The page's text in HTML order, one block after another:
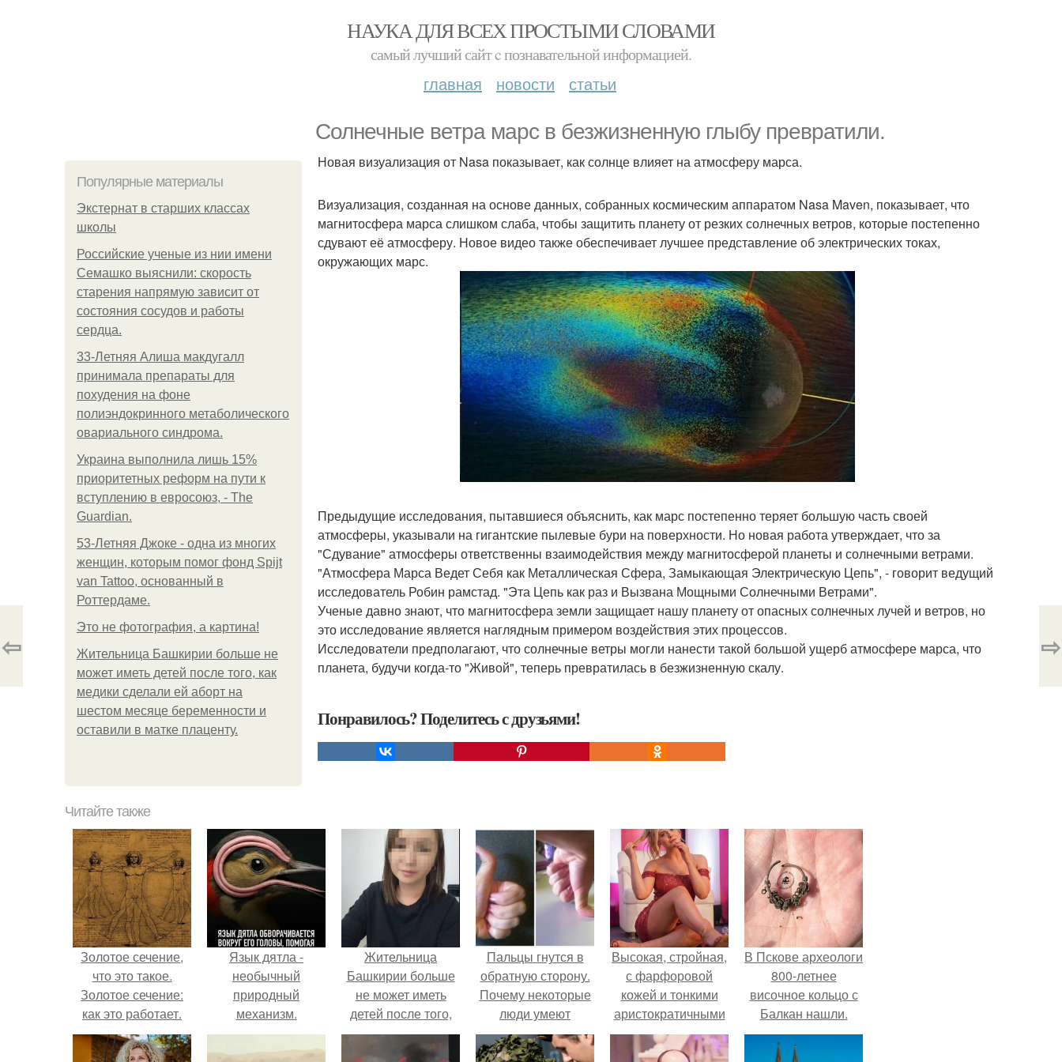
НАУКА ДЛЯ ВСЕХ ПРОСТЫМИ СЛОВАМИ
самый лучший сайт c познавательной информацией.
главная новости статьи
Солнечные ветра марс в безжизненную глыбу превратили.
Популярные материалы
Экстернат в старших классах
школы
Российские ученые из нии имени
Семашко выяснили: скорость
старения напрямую зависит от
состояния сосудов и работы
сердца.
33-Летняя Алиша макдугалл
принимала препараты для
похудения на фоне
полиэндокринного метаболического
овариального синдрома.
Украина выполнила лишь 15%
приоритетных реформ на пути к
вступлению в евросоюз, - The
Guardian.
53-Летняя Джоке - одна из многих
женщин, которым помог фонд Spijt
van Tattoo, основанный в
Роттердаме.
Это не фотография, а картина!
Жительница Башкирии больше не
может иметь детей после того, как
медики сделали ей аборт на
шестом месяце беременности и
оставили в матке плаценту.
Новая визуализация от Nasa показывает, как солнце влияет на атмосферу марса.
Визуализация, созданная на основе данных, собранных космическим аппаратом Nasa Maven, показывает, что
магнитосфера марса слишком слаба, чтобы защитить планету от резких солнечных ветров, которые постепенно
сдувают её атмосферу. Новое видео также обеспечивает лучшее представление об электрических токах,
окружающих марс.
Предыдущие исследования, пытавшиеся объяснить, как марс постепенно теряет большую часть своей
атмосферы, указывали на гигантские пылевые бури на поверхности. Но новая работа утверждает, что за
"Сдувание" атмосферы ответственны взаимодействия между магнитосферой планеты и солнечными ветрами.
"Атмосфера Марса Ведет Себя как Металлическая Сфера, Замыкающая Электрическую Цепь", - говорит ведущий
исследователь Робин рамстад. "Эта Цепь как раз и Вызвана Мощными Солнечными Ветрами".
Ученые давно знают, что магнитосфера земли защищает нашу планету от опасных солнечных лучей и ветров, но
это исследование является наглядным примером воздействия этих процессов.
Исследователи предполагают, что солнечные ветры могли нанести такой большой ущерб атмосфере марса, что
планета, будучи когда-то "Живой", теперь превратилась в безжизненную скалу.
Понравилось? Поделитесь с друзьями!
⇦ ⇨
Читайте также
Золотое сечение,
что это такое.
Золотое сечение:
как это работает.
Язык дятла -
необычный
природный
механизм.
Жительница
Башкирии больше
не может иметь
детей после того,
как медики сделали
ей аборт на шестом
Пальцы гнутся в
обратную сторону.
Почему некоторые
люди умеют
выгибать палец в
обратную сторону?
Высокая, стройная,
с фарфоровой
кожей и тонкими
аристократичными
чертами, эль
выглядит так, будто
В Пскове археологи
800-летнее
височное кольцо с
Балкан нашли.